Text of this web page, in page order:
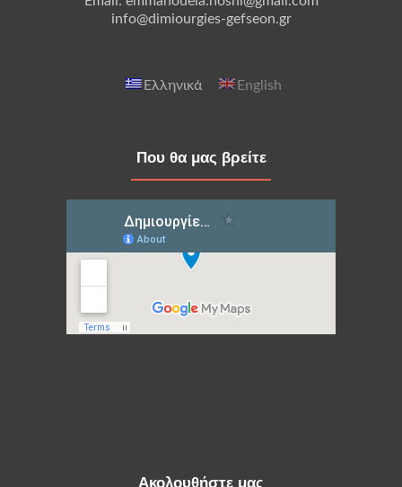
info@dimiourgies-gefseon.gr
Ελληνικά English
Που θα μας βρείτε
Ακολουθήστε μας